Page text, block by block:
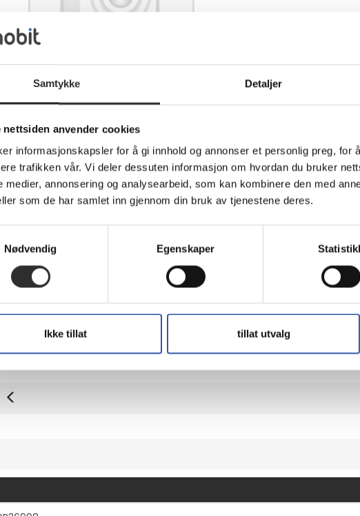
Samtykke Detaljer
nettsiden anvender cookies
informasjonskapsler for å gi innhold og annonser et personlig preg, for
trafikken vår. Vi deler dessuten informasjon om hvordan du bruker
medier, annonsering og analysearbeid, som kan kombinere den med
som de har samlet inn gjennom din bruk av tjenestene deres.
Nødvendig
Egenskaper
Ikke tillat tillat utvalg
informasjon Teknisk info
- Baksidedeksel for mobiltelefon - flaggskip -